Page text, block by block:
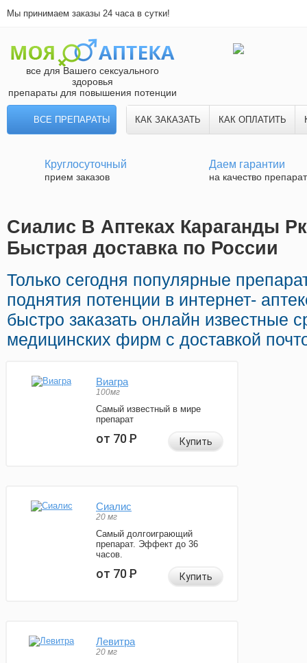
Мы принимаем заказы 24 часа в сутки!
все для Вашего сексуального
здоровья
препараты для повышения потенции
ВСЕ ПРЕПАРАТЫ КАК ЗАКАЗАТЬ КАК ОПЛАТИТЬ
Круглосуточный
прием заказов
Даем гарантии
на качество
Сиалис В Аптеках Караганды
Быстрая доставка по России
Только сегодня популярные
поднятия потенции в интернет-
быстро заказать онлайн известные
медицинских фирм с доставкой
Виагра
100мг
Самый известный в мире
препарат
от 70Р Купить
Сиалис
20 мг
Самый долгоиграющий
препарат. Эффект до 36
часов.
от 70Р Купить
Левитра
20 мг